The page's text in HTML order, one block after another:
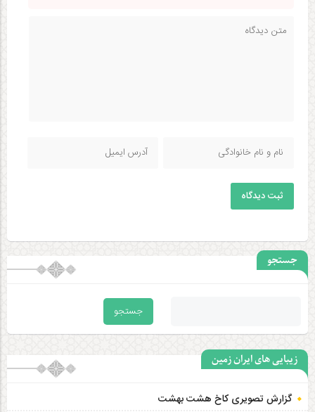
ثبت دیدگاه
جستجو
زیبایی های ایران زمین
گزارش تصویری کاخ هشت‌ بهشت